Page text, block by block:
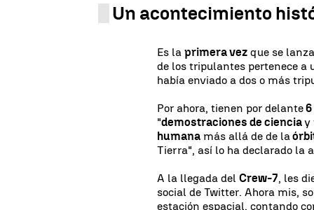
Un acontecimiento
Es laprimera vezque se
de los tripulantes pertenece a
había enviado a dos o más
Por ahora, tienen por delante
"demostraciones de cienciay
humana más allá de de la
Tierra", así lo ha declarado la
A la llegada delCrew-7, les
social de Twitter. Ahora mis,
estación espacial, contando